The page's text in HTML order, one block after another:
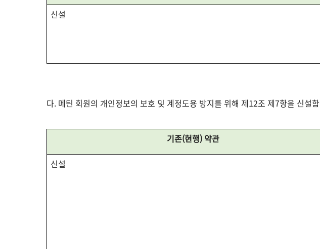
신설
다. 메틴 회원의 개인정보의 보호 및 계정도용 방지를 위해 제12조 제7항을 신설함
기존(현행) 약관
신설